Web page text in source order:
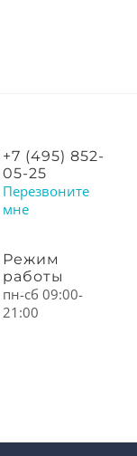
+7 (495) 852-
05-25
Перезвоните
мне
Режим
работы
пн-сб 09:00-
21:00